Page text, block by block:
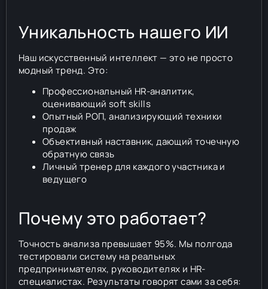
Уникальность нашего ИИ
Наш искусственный интеллект — это не просто
модный тренд. Это:
Профессиональный HR-аналитик,
оценивающий soft skills
Опытный РОП, анализирующий техники
продаж
Объективный наставник, дающий точечную
обратную связь
Личный тренер для каждого участника и
ведущего
Почему это работает?
Точность анализа превышает 95%. Мы полгода
тестировали систему на реальных
предпринимателях, руководителях и HR-
специалистах. Результаты говорят сами за себя: